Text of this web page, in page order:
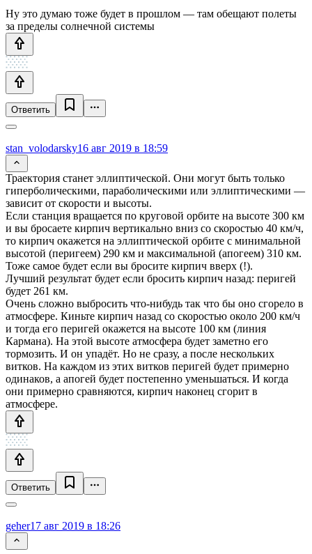
Ну это думаю тоже будет в прошлом — там обещают полеты
за пределы солнечной системы
Ответить
stan_volodarsky16 авг 2019 в 18:59
Траектория станет эллиптической. Они могут быть только
гиперболическими, параболическими или эллиптическими —
зависит от скорости и высоты.
Если станция вращается по круговой орбите на высоте 300 км
и вы бросаете кирпич вертикально вниз со скоростью 40 км/ч,
то кирпич окажется на эллиптической орбите с минимальной
высотой (перигеем) 290 км и максимальной (апогеем) 310 км.
Тоже самое будет если вы бросите кирпич вверх (!).
Лучший результат будет если бросить кирпич назад: перигей
будет 261 км.
Очень сложно выбросить что-нибудь так что бы оно сгорело в
атмосфере. Киньте кирпич назад со скоростью около 200 км/ч
и тогда его перигей окажется на высоте 100 км (линия
Кармана). На этой высоте атмосфера будет заметно его
тормозить. И он упадёт. Но не сразу, а после нескольких
витков. На каждом из этих витков перигей будет примерно
одинаков, а апогей будет постепенно уменьшаться. И когда
они примерно сравняются, кирпич наконец сгорит в
атмосфере.
Ответить
geher17 авг 2019 в 18:26